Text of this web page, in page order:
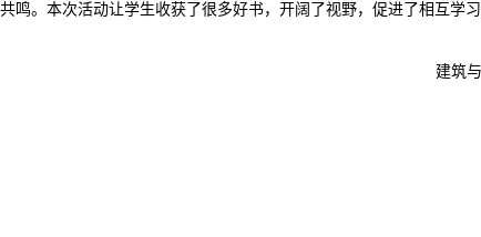
鸣。本次活动让学生收获了很多好书，开阔了视野，促进了相互学
建筑